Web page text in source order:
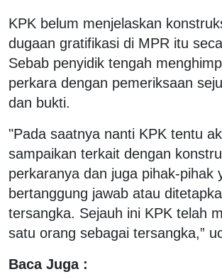
KPK belum menjelaskan
dugaan gratifikasi di MPR itu
Sebab penyidik tengah
perkara dengan pemeriksaan
dan bukti.
"Pada saatnya nanti KPK tentu
sampaikan terkait dengan
perkaranya dan juga pihak-pihak
bertanggung jawab atau
tersangka. Sejauh ini KPK telah
satu orang sebagai tersangka,”
Baca Juga :